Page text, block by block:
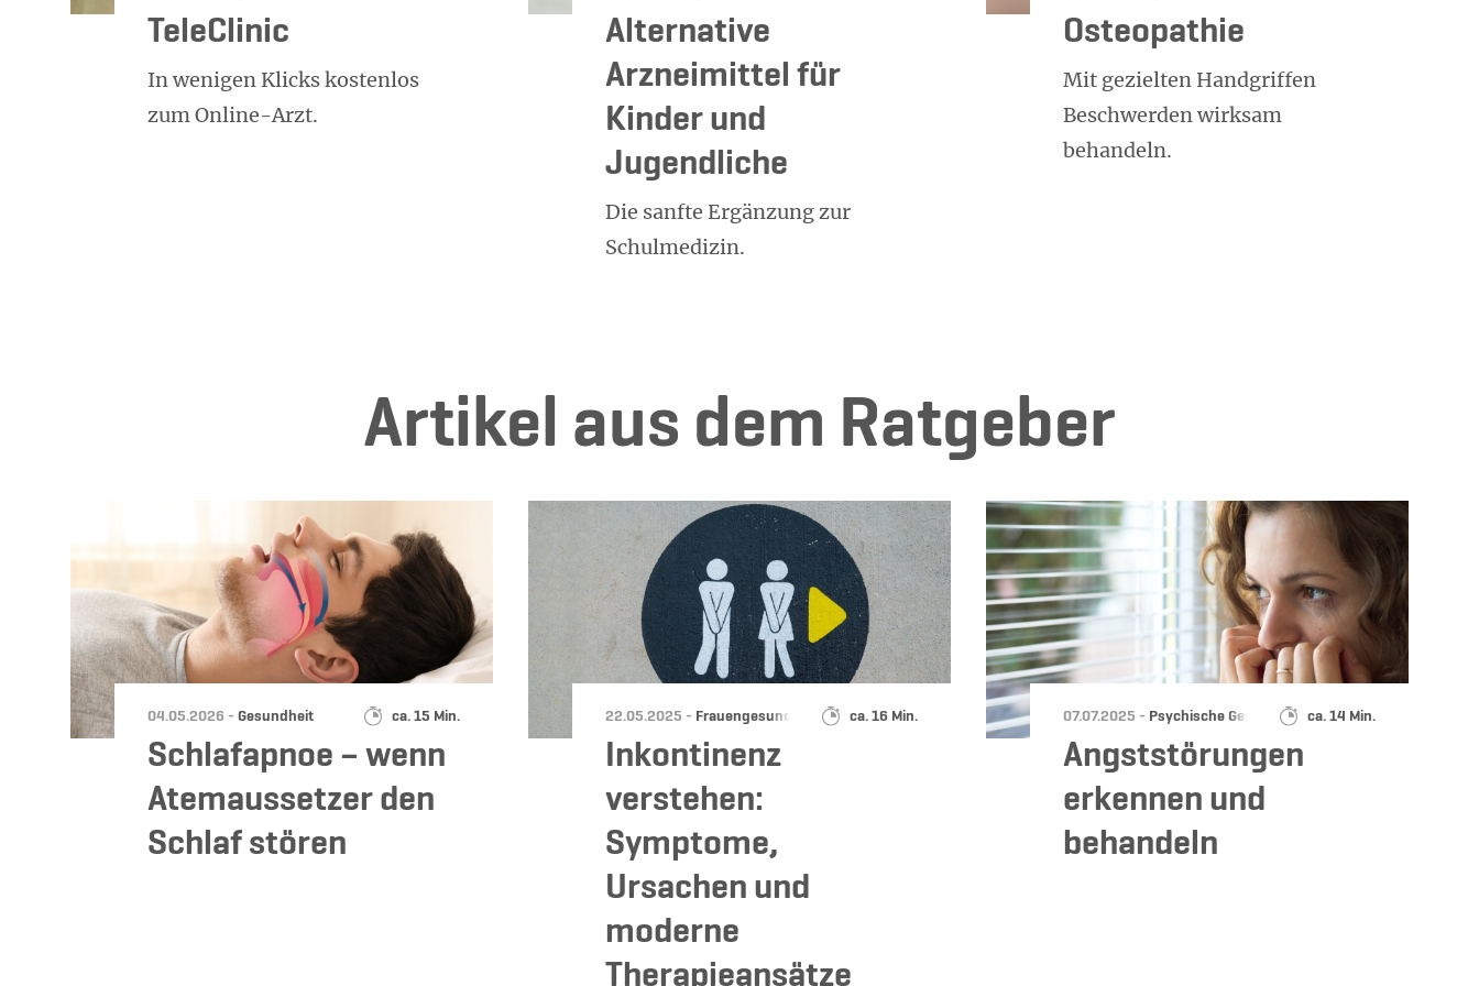
TeleClinic
In wenigen Klicks kostenlos
zum Online-Arzt.
Alternative
Arzneimittel für
Kinder und
Jugendliche
Die sanfte Ergänzung zur
Schulmedizin.
Osteopathie
Mit gezielten Handgriffen
Beschwerden wirksam
behandeln.
Ar­ti­kel aus dem Rat­ge­ber
Datum:
04.05.2026 - Kategorie:
Gesundheit Lesedauer:
ca. 15 Min.
Schlafapnoe – wenn
Atemaussetzer den
Schlaf stören
Datum:
22.05.2025 - Kategorie:
Frauengesundheit Lesedauer:
ca. 16 Min.
Inkontinenz
verstehen:
Symptome,
Ursachen und
moderne
Therapieansätze
Datum:
07.07.2025 - Kategorie:
Psychische Gesundheit Lesedauer:
ca. 14 Min.
Angststörungen
erkennen und
behandeln